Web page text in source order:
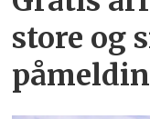
store og